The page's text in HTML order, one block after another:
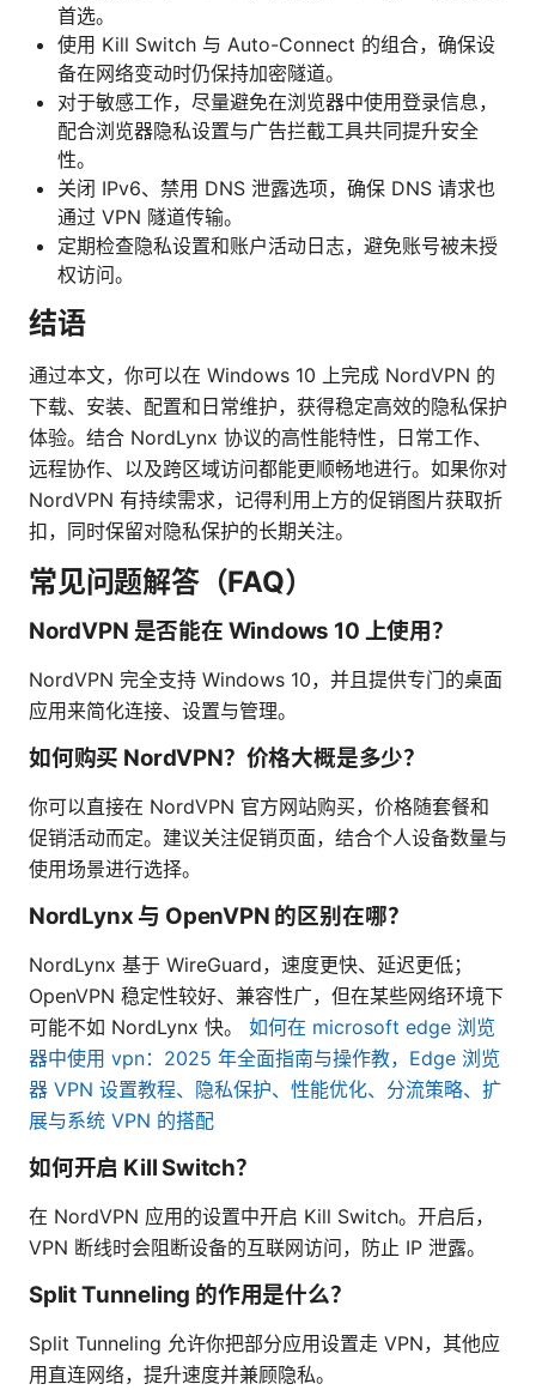
首选。
使用 Kill Switch 与 Auto-Connect 的组合，确保设
备在网络变动时仍保持加密隧道。
对于敏感工作，尽量避免在浏览器中使用登录信息，
配合浏览器隐私设置与广告拦截工具共同提升安全
性。
关闭 IPv6、禁用 DNS 泄露选项，确保 DNS 请求也
通过 VPN 隧道传输。
定期检查隐私设置和账户活动日志，避免账号被未授
权访问。
结语
通过本文，你可以在 Windows 10 上完成 NordVPN 的
下载、安装、配置和日常维护，获得稳定高效的隐私保护
体验。结合 NordLynx 协议的高性能特性，日常工作、
远程协作、以及跨区域访问都能更顺畅地进行。如果你对
NordVPN 有持续需求，记得利用上方的促销图片获取折
扣，同时保留对隐私保护的长期关注。
常见问题解答（FAQ）
NordVPN 是否能在 Windows 10 上使用？
NordVPN 完全支持 Windows 10，并且提供专门的桌面
应用来简化连接、设置与管理。
如何购买 NordVPN？价格大概是多少？
你可以直接在 NordVPN 官方网站购买，价格随套餐和
促销活动而定。建议关注促销页面，结合个人设备数量与
使用场景进行选择。
NordLynx 与 OpenVPN 的区别在哪？
NordLynx 基于 WireGuard，速度更快、延迟更低；
OpenVPN 稳定性较好、兼容性广，但在某些网络环境下
可能不如 NordLynx 快。 如何在 microsoft edge 浏览
器中使用 vpn：2025 年全面指南与操作教，Edge 浏览
器 VPN 设置教程、隐私保护、性能优化、分流策略、扩
展与系统 VPN 的搭配
如何开启 Kill Switch？
在 NordVPN 应用的设置中开启 Kill Switch。开启后，
VPN 断线时会阻断设备的互联网访问，防止 IP 泄露。
Split Tunneling 的作用是什么？
Split Tunneling 允许你把部分应用设置走 VPN，其他应
用直连网络，提升速度并兼顾隐私。